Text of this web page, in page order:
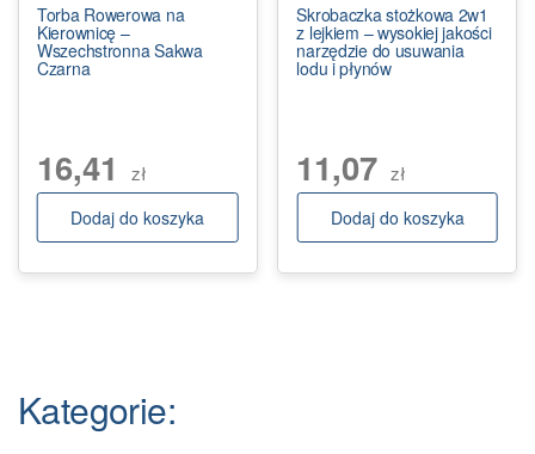
Torba Rowerowa na
Kierownicę –
Wszechstronna Sakwa
Czarna
16,41 zł
Dodaj do koszyka
Skrobaczka stożkowa 2w1
z lejkiem – wysokiej jakości
narzędzie do usuwania
lodu i płynów
11,07 zł
Dodaj do koszyka
Kategorie: